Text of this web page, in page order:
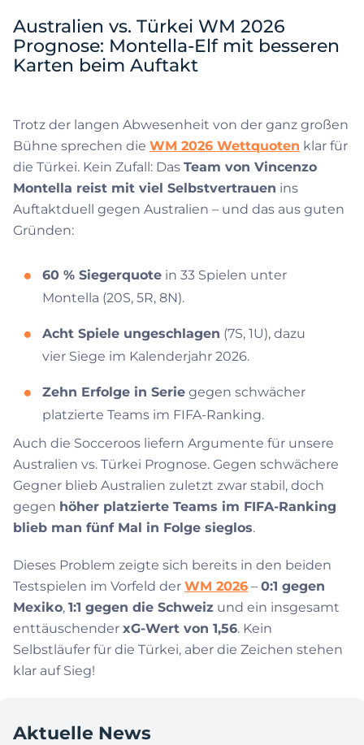
Australien vs. Türkei WM 2026
Prognose: Montella-Elf mit besseren
Karten beim Auftakt
Trotz der langen Abwesenheit von der ganz großen
Bühne sprechen die WM 2026 Wettquoten klar für
die Türkei. Kein Zufall: Das Team von Vincenzo
Montella reist mit viel Selbstvertrauen ins
Auftaktduell gegen Australien – und das aus guten
Gründen:
60 % Siegerquote in 33 Spielen unter
Montella (20S, 5R, 8N).
Acht Spiele ungeschlagen (7S, 1U), dazu
vier Siege im Kalenderjahr 2026.
Zehn Erfolge in Serie gegen schwächer
platzierte Teams im FIFA-Ranking.
Auch die Socceroos liefern Argumente für unsere
Australien vs. Türkei Prognose. Gegen schwächere
Gegner blieb Australien zuletzt zwar stabil, doch
gegen höher platzierte Teams im FIFA-Ranking
blieb man fünf Mal in Folge sieglos.
Dieses Problem zeigte sich bereits in den beiden
Testspielen im Vorfeld der WM 2026 – 0:1 gegen
Mexiko, 1:1 gegen die Schweiz und ein insgesamt
enttäuschender xG-Wert von 1,56. Kein
Selbstläufer für die Türkei, aber die Zeichen stehen
klar auf Sieg!
Aktuelle News